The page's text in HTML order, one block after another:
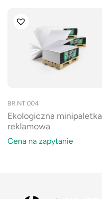
BR.NT.004
Ekologiczna minipaletka
reklamowa
Cena na zapytanie